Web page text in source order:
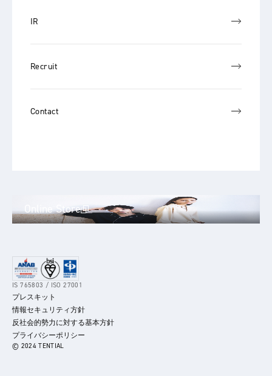
IR
Recruit
Contact
Online Store
IS 765803 / ISO 27001
プレスキット
情報セキュリティ方針
反社会的勢力に対する基本方針
プライバシーポリシー
© 2024 TENTIAL